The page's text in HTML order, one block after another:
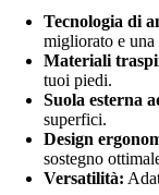
Tecnologia di
migliorato e
Materiali
tuoi piedi.
Suola esterna
superfici.
Design
sostegno
Versatilità: